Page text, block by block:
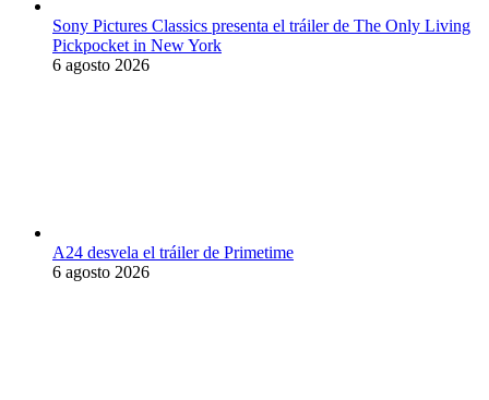
Sony Pictures Classics presenta el tráiler de The Only Living
Pickpocket in New York
6 agosto 2026
A24 desvela el tráiler de Primetime
6 agosto 2026